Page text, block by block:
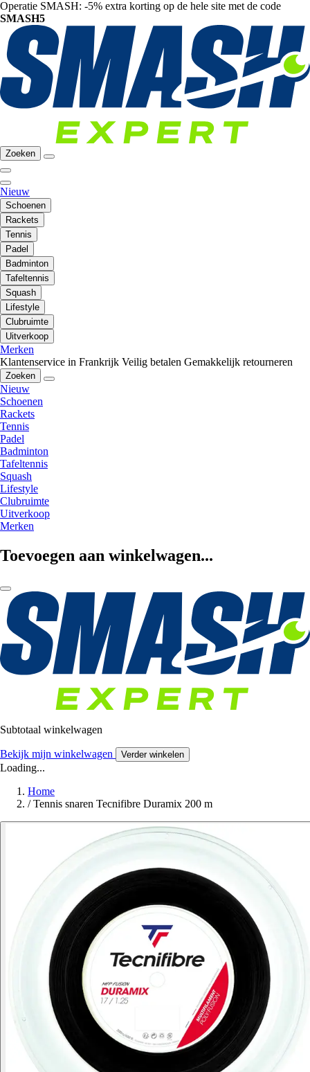
Operatie SMASH: -5% extra korting op de hele site met de code
SMASH5
Zoeken
Nieuw
Schoenen
Rackets
Tennis
Padel
Badminton
Tafeltennis
Squash
Lifestyle
Clubruimte
Uitverkoop
Merken
Klantenservice in Frankrijk Veilig betalen Gemakkelijk retourneren
Zoeken
Nieuw
Schoenen
Rackets
Tennis
Padel
Badminton
Tafeltennis
Squash
Lifestyle
Clubruimte
Uitverkoop
Merken
Toevoegen aan winkelwagen...
Subtotaal winkelwagen
Bekijk mijn winkelwagen Verder winkelen
Loading...
Home
/ Tennis snaren Tecnifibre Duramix 200 m